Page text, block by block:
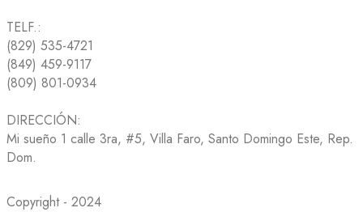
TELF.:
(829) 535-4721
(849) 459-9117
(809) 801-0934
DIRECCIÓN:
Mi sueño 1 calle 3ra, #5, Villa Faro, Santo Domingo Este, Rep.
Dom.
Copyright - 2024